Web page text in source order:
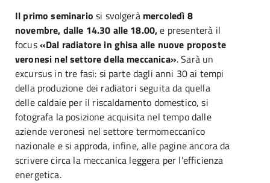
Il primo seminario si svolgerà mercoledì 8
novembre, dalle 14.30 alle 18.00,e presenterà il
focus«Dal radiatore in ghisa alle nuove proposte
veronesi nel settore della meccanica». Sarà un
excursus in tre fasi: si parte dagli anni 30 ai tempi
della produzione dei radiatori seguita da quella
delle caldaie per il riscaldamento domestico, si
fotografa la posizione acquisita nel tempo dalle
aziende veronesi nel settore termomeccanico
nazionale e si approda, infine, alle pagine ancora da
scrivere circa la meccanica leggera per l’efficienza
energetica.